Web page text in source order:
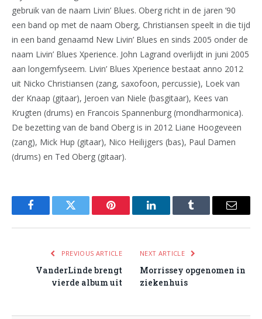
gebruik van de naam Livin’ Blues. Oberg richt in de jaren ’90
een band op met de naam Oberg, Christiansen speelt in die tijd
in een band genaamd New Livin’ Blues en sinds 2005 onder de
naam Livin’ Blues Xperience. John Lagrand overlijdt in juni 2005
aan longemfyseem. Livin’ Blues Xperience bestaat anno 2012
uit Nicko Christiansen (zang, saxofoon, percussie), Loek van
der Knaap (gitaar), Jeroen van Niele (basgitaar), Kees van
Krugten (drums) en Francois Spannenburg (mondharmonica).
De bezetting van de band Oberg is in 2012 Liane Hoogeveen
(zang), Mick Hup (gitaar), Nico Heilijgers (bas), Paul Damen
(drums) en Ted Oberg (gitaar).
FacebookTwitter Pinterest LinkedInTumblr Email
PREVIOUS ARTICLE
VanderLinde brengt
vierde album uit
NEXT ARTICLE
Morrissey opgenomen in
ziekenhuis